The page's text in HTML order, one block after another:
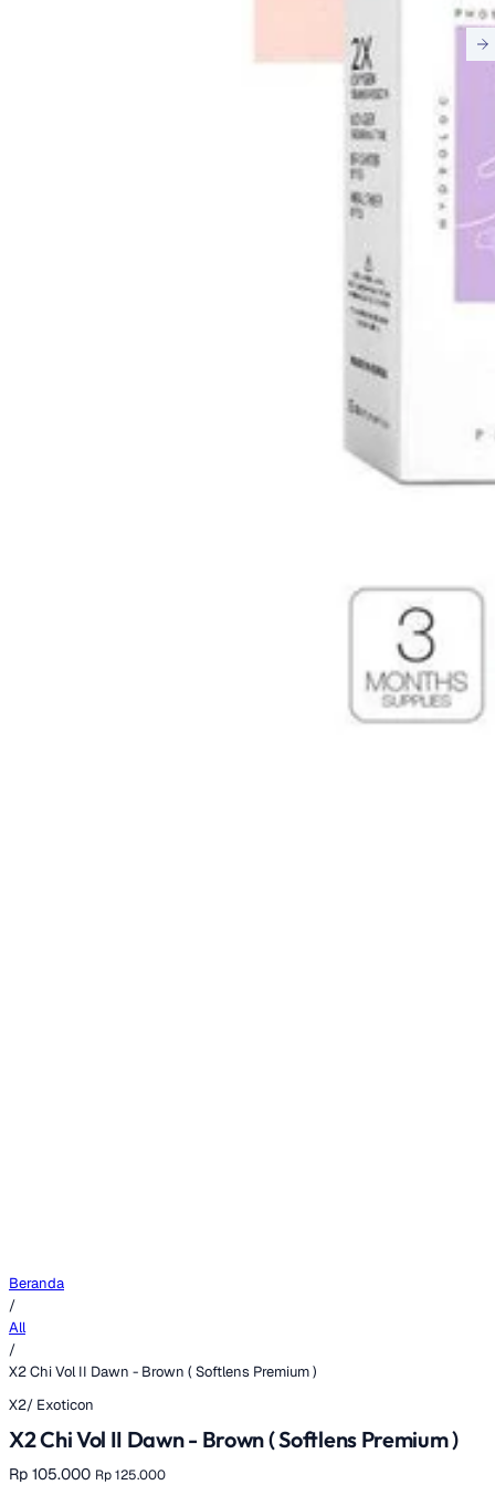
Beranda
/
All
/
X2 Chi Vol II Dawn - Brown ( Softlens Premium )
X2/ Exoticon
X2 Chi Vol II Dawn - Brown ( Softlens Premium )
Rp 105.000 Rp 125.000